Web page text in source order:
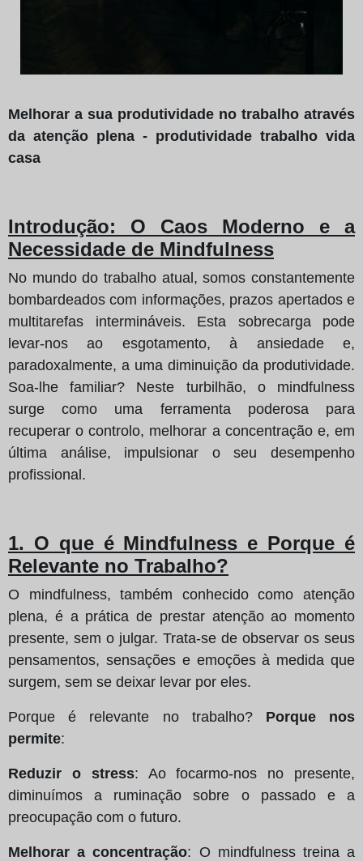
Melhorar a sua produtividade no trabalho através
da atenção plena - produtividade trabalho vida
casa
Introdução: O Caos Moderno e a
Necessidade de Mindfulness
No mundo do trabalho atual, somos constantemente
bombardeados com informações, prazos apertados e
multitarefas intermináveis. Esta sobrecarga pode
levar-nos ao esgotamento, à ansiedade e,
paradoxalmente, a uma diminuição da produtividade.
Soa-lhe familiar? Neste turbilhão, o mindfulness
surge como uma ferramenta poderosa para
recuperar o controlo, melhorar a concentração e, em
última análise, impulsionar o seu desempenho
profissional.
1. O que é Mindfulness e Porque é
Relevante no Trabalho?
O mindfulness, também conhecido como atenção
plena, é a prática de prestar atenção ao momento
presente, sem o julgar. Trata-se de observar os seus
pensamentos, sensações e emoções à medida que
surgem, sem se deixar levar por eles.
Porque é relevante no trabalho? Porque nos
permite:
Reduzir o stress: Ao focarmo-nos no presente,
diminuímos a ruminação sobre o passado e a
preocupação com o futuro.
Melhorar a concentração: O mindfulness treina a